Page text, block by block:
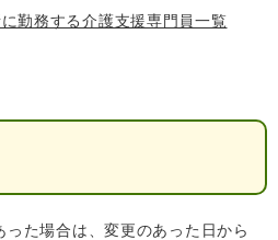
勤務する介護支援専門員一覧
た場合は、変更のあった日から